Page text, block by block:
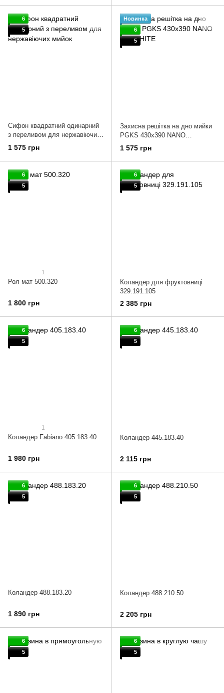
6
5
Сифон квадратний одинарний
з переливом для нержавіючих
мийок Nano Graphite
1 575 грн
Новинка
6
5
Захисна решітка на дно мийки
PGKS 430x390 NANO
GRAPHITE
1 575 грн
6
5
1
Рол мат 500.320
1 800 грн
6
5
Коландер для фруктовниці
329.191.105
2 385 грн
6
5
1
Коландер Fabiano 405.183.40
1 980 грн
6
5
Коландер 445.183.40
2 115 грн
6
5
Коландер 488.183.20
1 890 грн
6
5
Коландер 488.210.50
2 205 грн
6
5
6
5